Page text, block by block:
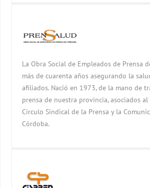
La Obra Social de Empleados de Prensa
más de cuarenta años asegurando la
afiliados. Nació en 1973, de la mano de
prensa de nuestra provincia, asociados
Círculo Sindical de la Prensa y la
Córdoba.